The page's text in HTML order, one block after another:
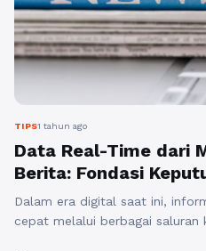
TIPS1 tahun ago
Data Real-Time dari
Berita: Fondasi
Lebih Akurat
Dalam era digital saat ini,
cepat melalui berbagai saluran